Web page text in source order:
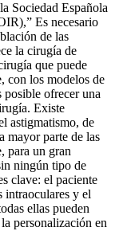
Sociedad Española
Es necesario
de las
la cirugía de
que puede
con los modelos de
posible ofrecer una
Existe
astigmatismo, de
mayor parte de las
para un gran
ningún tipo de
clave: el paciente
intraoculares y el
ellas pueden
personalización en